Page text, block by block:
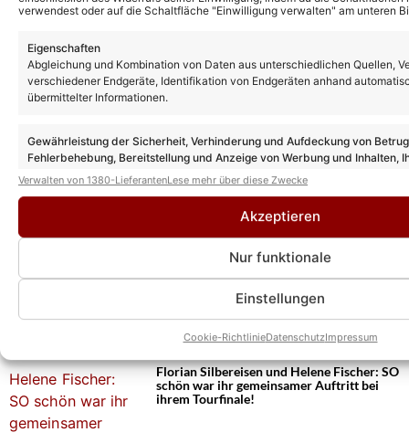
verwendest oder auf die Schaltfläche "Einwilligung verwalten" am unteren
Eigenschaften
Abgleichung und Kombination von Daten aus unterschiedlichen Quellen,
verschiedener Endgeräte, Identifikation von Endgeräten anhand
übermittelter Informationen.
Gewährleistung der Sicherheit, Verhinderung und Aufdeckung von
Fehlerbehebung, Bereitstellung und Anzeige von Werbung und Inhalten,
Entscheidungen zum Datenschutz speichern und übermitteln.
Verwalten von 1380-LieferantenLese mehr über diese Zwecke
Akzeptieren
Nur funktionale
Einstellungen
Cookie-RichtlinieDatenschutzImpressum
Das könnte Euch auch interessieren:
Goldene Henne 2026: Diese Stars treten in
diesem Jahr bei der Gala auf
Florian Silbereisen moderiert auch 2026
die Goldene Henne – erstmals mit IHR an
Florian Silbereisen und Helene Fischer: SO
schön war ihr gemeinsamer Auftritt bei
ihrem Tourfinale!